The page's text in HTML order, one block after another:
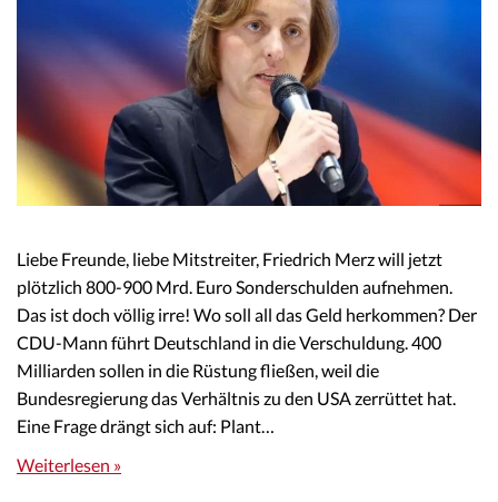
Liebe Freunde, liebe Mitstreiter, Friedrich Merz will jetzt
plötzlich 800-900 Mrd. Euro Sonderschulden aufnehmen.
Das ist doch völlig irre! Wo soll all das Geld herkommen? Der
CDU-Mann führt Deutschland in die Verschuldung. 400
Milliarden sollen in die Rüstung fließen, weil die
Bundesregierung das Verhältnis zu den USA zerrüttet hat.
Eine Frage drängt sich auf: Plant…
Weiterlesen »